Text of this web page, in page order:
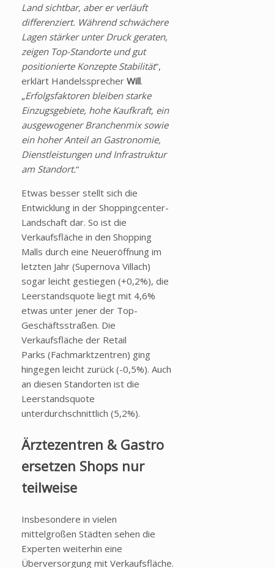
Land sichtbar, aber er verläuft
differenziert. Während schwächere
Lagen stärker unter Druck geraten,
zeigen Top-Standorte und gut
positionierte Konzepte Stabilität“,
erklärt Handelssprecher Will.
„Erfolgsfaktoren bleiben starke
Einzugsgebiete, hohe Kaufkraft, ein
ausgewogener Branchenmix sowie
ein hoher Anteil an Gastronomie,
Dienstleistungen und Infrastruktur
am Standort.“
Etwas besser stellt sich die
Entwicklung in der Shoppingcenter-
Landschaft dar. So ist die
Verkaufsfläche in den Shopping
Malls durch eine Neueröffnung im
letzten Jahr (Supernova Villach)
sogar leicht gestiegen (+0,2%), die
Leerstandsquote liegt mit 4,6%
etwas unter jener der Top-
Geschäftsstraßen. Die
Verkaufsfläche der Retail
Parks (Fachmarktzentren) ging
hingegen leicht zurück (-0,5%). Auch
an diesen Standorten ist die
Leerstandsquote
unterdurchschnittlich (5,2%).
Ärztezentren & Gastro
ersetzen Shops nur
teilweise
Insbesondere in vielen
mittelgroßen Städten sehen die
Experten weiterhin eine
Überversorgung mit Verkaufsfläche.